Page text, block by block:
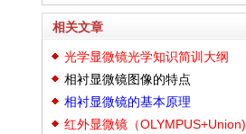
相关文章
光学显微镜光学知识简训大纲
相衬显微镜图像的特点
相衬显微镜的基本原理
红外显微镜（OLYMPUS+Union)